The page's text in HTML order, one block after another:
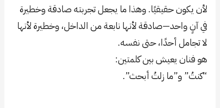
لأن يكون حقيقيًا. وهذا ما يجعل تجربته صادقة وخطيرة
في آنٍ واحد—صادقة لأنها نابعة من الداخل، وخطيرة لأنها
لا تجامل أحدًا، حتى نفسه.
هو فنان يعيش بين كلمتين:
“كنتُ” و”ما زلتُ أبحث”.